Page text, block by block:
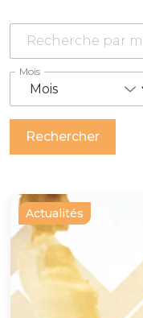
Mois
Actualités